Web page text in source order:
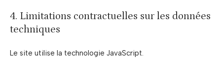
4. Limitations contractuelles sur les données
techniques
Le site utilise la technologie JavaScript.